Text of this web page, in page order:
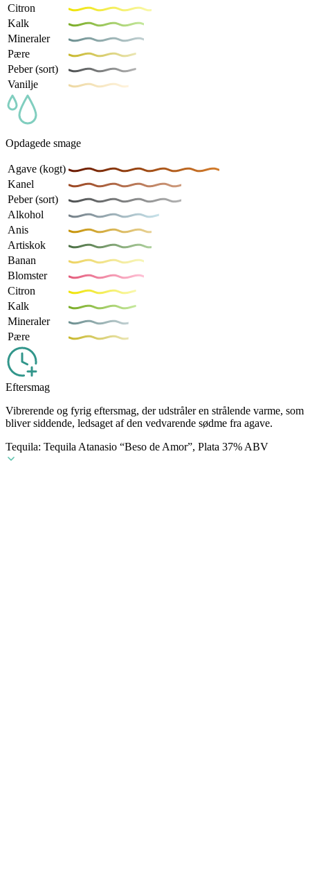
Citron
Kalk
Mineraler
Pære
Peber (sort)
Vanilje
Opdagede smage
Agave (kogt)
Kanel
Peber (sort)
Alkohol
Anis
Artiskok
Banan
Blomster
Citron
Kalk
Mineraler
Pære
Eftersmag
Vibrerende og fyrig eftersmag, der udstråler en strålende varme, som
bliver siddende, ledsaget af den vedvarende sødme fra agave.
Tequila: Tequila Atanasio “Beso de Amor”, Plata 37% ABV